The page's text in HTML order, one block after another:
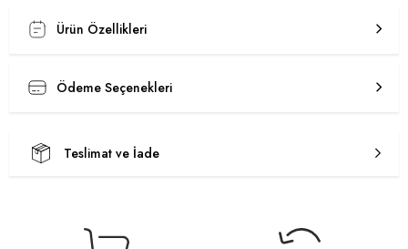
Ürün Özellikleri
Ödeme Seçenekleri
Teslimat ve İade